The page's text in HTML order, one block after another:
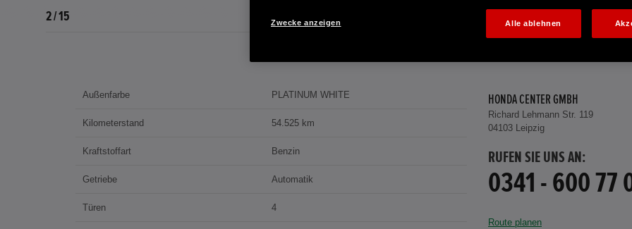
2 / 15
Außenfarbe PLATINUM WHITE
Kilometerstand 54.525 km
Kraftstoffart Benzin
Getriebe Automatik
Türen 4
HONDA CENTER GMBH
Richard Lehmann Str. 119
04103 Leipzig
RUFEN SIE UNS AN:
0341 - 600 77
Route planen
Zwecke anzeigen Alle ablehnen